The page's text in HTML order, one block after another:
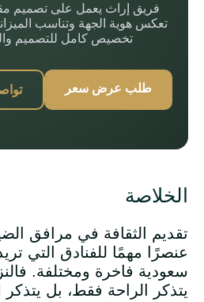
فريق إراث يعمل على تصميم
تعكس هوية الجهة وتناسب
تخصيص كامل للتصميم
طلب عرض سعر
الخلاصة
تقديم الثقافة في مرافق
عنصرًا مهمًا للفنادق التي
سعودية فاخرة ومختلفة.
يتذكر الراحة فقط، بل يتذكر